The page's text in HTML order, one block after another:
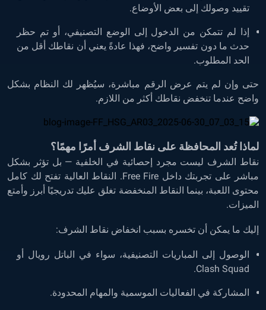
تقييد وصولك إلى بعض الأوضاع.
إذا لم تتمكن من الدخول إلى الوضع التصنيفي، أو تم حظر
حدث ما دون تفسير واضح، فهذا عادةً يعني أن نقاطك أقل من
الحد المطلوب.
حتى وإن لم يتم عرض الرقم مباشرة، سيُظهر لك النظام بشكل
واضح عندما تنخفض نقاطك أكثر من اللازم.
لماذا تُعد المحافظة على نقاط الشرف أمرًا مهمًا؟
نقاط الشرف ليست مجرد إحصائية في الخلفية — بل تؤثر بشكل
مباشر على تجربتك داخل Free Fire. النقاط العالية تفتح لك كامل
محتوى اللعبة، بينما النقاط المنخفضة تغلق عليك تدريجيًا أبرز وأمتع
الميزات.
إليك ما يمكن أن تخسره بسبب انخفاض نقاط الشرف:
الوصول إلى المباريات التصنيفية، سواء في الباتل رويال أو
Clash Squad.
المشاركة في الفعاليات الموسمية والمهام المحدودة.